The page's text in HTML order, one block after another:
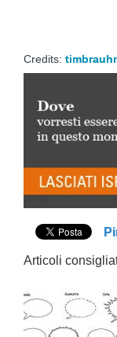
Credits:
Articoli